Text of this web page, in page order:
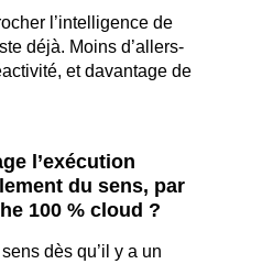
l’intelligence de
déjà. Moins d’allers-
et davantage de
l’exécution
du sens, par
100 % cloud ?
dès qu’il y a un